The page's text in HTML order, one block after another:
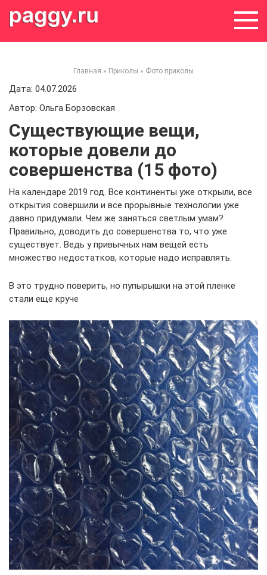
Главная » Приколы » Фото приколы
Дата: 04.07.2026
Автор: Ольга Борзовская
Существующие вещи,
которые довели до
совершенства (15 фото)
На календаре 2019 год. Все континенты уже открыли, все
открытия совершили и все прорывные технологии уже
давно придумали. Чем же заняться светлым умам?
Правильно, доводить до совершенства то, что уже
существует. Ведь у привычных нам вещей есть
множество недостатков, которые надо исправлять.
В это трудно поверить, но пупырышки на этой пленке
стали еще круче